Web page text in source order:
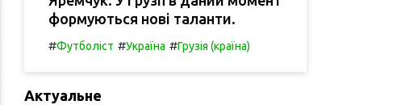
формуються нові таланти.
#Футболіст #Україна #Грузія (країна)
Актуальне